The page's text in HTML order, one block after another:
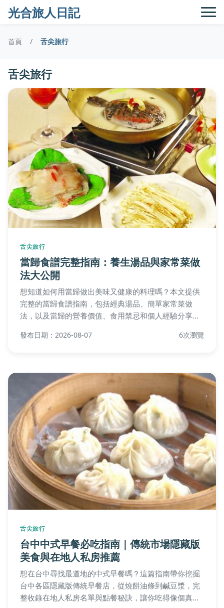
光合旅人日記
首頁 舌尖旅行
舌尖旅行
舌尖旅行
當歸食譜完整指南：養生湯品與家常菜做
法大公開
想知道如何用當歸做出美味又健康的料理嗎？本文提供
完整的當歸食譜指南，包括經典湯品、簡單家常菜做
法，以及當歸的營養價值、食用禁忌和個人經驗分享，
發布日期：2026-08-07 6次瀏覽
舌尖旅行
台中中式早餐必吃指南｜傳統市場隱藏版
美食與在地人私房推薦
想在台中尋找最道地的中式早餐嗎？這篇指南帶你挖掘
台中各區隱藏版傳統早餐店，從燒餅油條到鹹豆漿，完
整收錄在地人私房名單與點餐秘訣，讓你吃得像個真正